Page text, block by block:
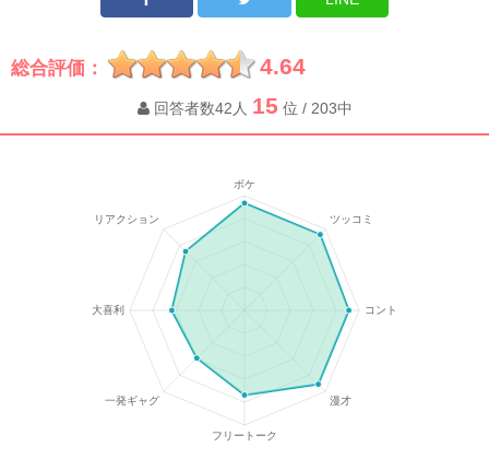
総合評価： 4.64
回答者数42人 15 位 / 203中